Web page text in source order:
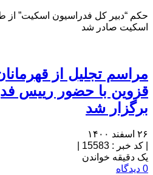
حکم “دبیر کل فدراسیون اسکیت”
اسکیت صادر شد
مراسم تجلیل از
قزوین با حضور رییس
برگزار شد
۲۶ اسفند ۱۴۰۰
کد خبر : 15583
یک دقیقه خواندن
0 دیدگاه